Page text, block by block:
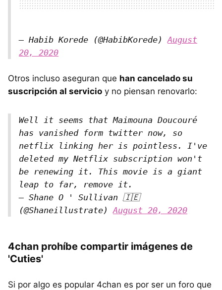
— Habib Korede (@HabibKorede) August
20, 2020
Otros incluso aseguran que han cancelado su
suscripción al servicio y no piensan renovarlo:
Well it seems that Maimouna Doucouré
has vanished form twitter now, so
netflix linking her is pointless. I've
deleted my Netflix subscription won't
be renewing it. This movie is a giant
leap to far, remove it.
— Shane O ' Sullivan 🇮🇪
(@Shaneillustrate) August 20, 2020
4chan prohíbe compartir imágenes de
'Cuties'
Si por algo es popular 4chan es por ser un foro que